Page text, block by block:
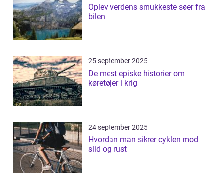
Oplev verdens smukkeste søer fra
bilen
25 september 2025
De mest episke historier om
køretøjer i krig
24 september 2025
Hvordan man sikrer cyklen mod
slid og rust